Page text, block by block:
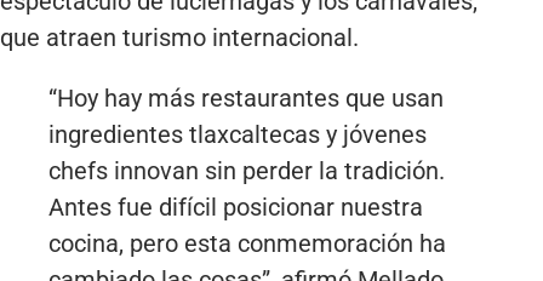
que atraen turismo internacional.
“Hoy hay más restaurantes que usan
ingredientes tlaxcaltecas y jóvenes
chefs innovan sin perder la tradición.
Antes fue difícil posicionar nuestra
cocina, pero esta conmemoración ha